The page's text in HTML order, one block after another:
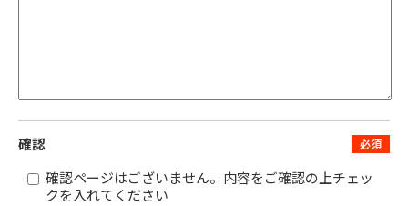
確認
確認ページはございません。内容をご確認の上チェッ
クを入れてください